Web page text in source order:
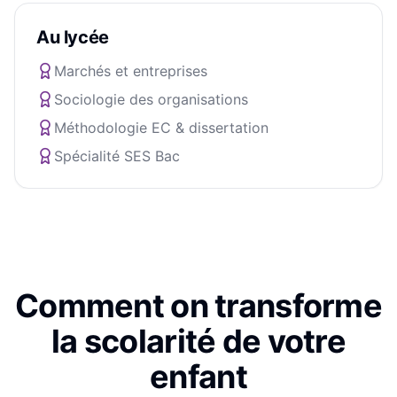
Au lycée
Marchés et entreprises
Sociologie des organisations
Méthodologie EC & dissertation
Spécialité SES Bac
Comment on transforme
la scolarité de votre
enfant